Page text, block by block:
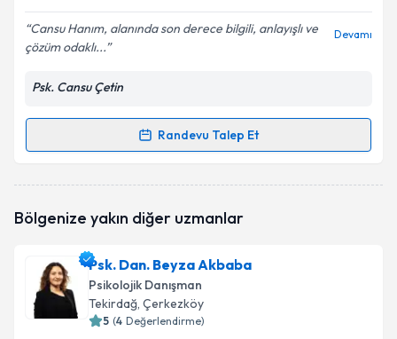
Cansu Hanım, alanında son derece bilgili, anlayışlı ve
çözüm odaklı...
Devamı
Psk. Cansu Çetin
Randevu Talep Et
Randevu Takvimi Talebi
oluşturun. Size bu uzmandan randevu almanız için bir
E-posta Adresiniz
Bölgenize yakın diğer uzmanlar
Psk. Dan. Beyza Akbaba
Psikolojik Danışman
Tekirdağ, Çerkezköy
5 (4 Değerlendirme)